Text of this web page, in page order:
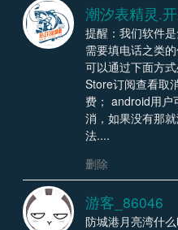
潮汐表精灵.
提醒：我们软件
需要填电话之类
可以通过下面方
Store订阅查看取
费； android用户
消，如果没有那
法....
删除
游客_86046
防城港月亮湾什